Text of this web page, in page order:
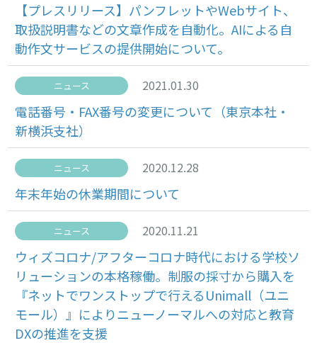
【プレスリリース】パンフレットやWebサイト、
取扱説明書などの文章作成を自動化。AIによる自
動作文サービスの提供開始について。
ニュース 2021.01.30
電話番号・FAX番号の変更について（東京本社・
新横浜支社）
ニュース 2020.12.28
年末年始の休業期間について
ニュース 2020.11.21
ウィズコロナ/アフターコロナ時代における学校ソ
リューションの本格稼働。制服の採寸から購入を
『ネットでワンストップで行えるUnimall（ユニ
モール）』によりニューノーマルへの対応と教育
DXの推進を支援